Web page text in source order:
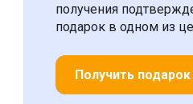
получения
подарок в одном из
Получить подарок